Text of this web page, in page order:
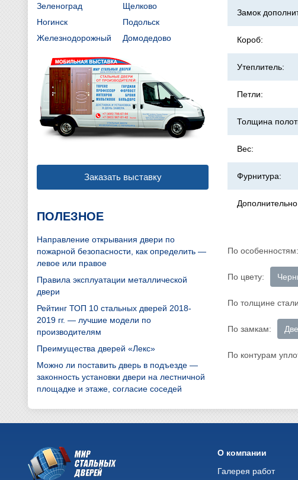
Замок
Короб:
Утеплитель:
Петли:
Толщина
Вес:
Фурнитура:
Дополнительно
По особенностям:
По цвету:
По толщине
По замкам:
По контурам
Зеленоград
Щелково
Ногинск
Подольск
Железнодорожный
Домодедово
Заказать выставку
ПОЛЕЗНОЕ
Направление открывания двери по
пожарной безопасности, как определить —
левое или правое
Правила эксплуатации металлической
двери
Рейтинг ТОП 10 стальных дверей 2018-
2019 гг. — лучшие модели по
производителям
Преимущества дверей «Лекс»
Можно ли поставить дверь в подъезде —
законность установки двери на лестничной
площадке и этаже, согласие соседей
О компании
Галерея работ